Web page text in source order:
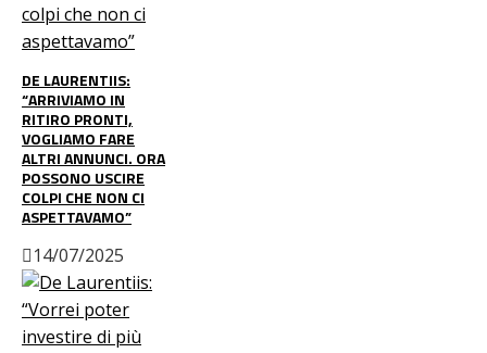
DE LAURENTIIS:
“ARRIVIAMO IN
RITIRO PRONTI,
VOGLIAMO FARE
ALTRI ANNUNCI. ORA
POSSONO USCIRE
COLPI CHE NON CI
ASPETTAVAMO”
14/07/2025